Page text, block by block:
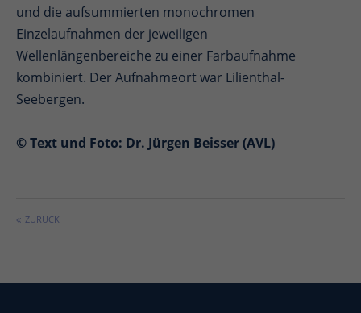
und die aufsummierten monochromen
Einzelaufnahmen der jeweiligen
Wellenlängenbereiche zu einer Farbaufnahme
kombiniert. Der Aufnahmeort war Lilienthal-
Seebergen.
© Text und Foto: Dr. Jürgen Beisser (AVL)
ZURÜCK